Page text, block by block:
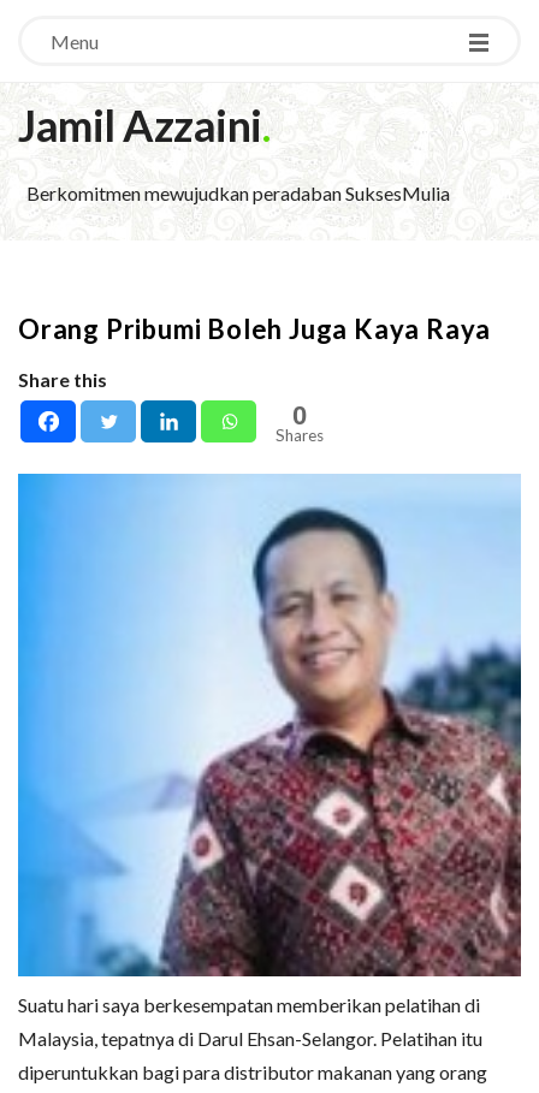
Menu
Jamil Azzaini.
Berkomitmen mewujudkan peradaban SuksesMulia
Orang Pribumi Boleh Juga Kaya Raya
Share this
0
Shares
Suatu hari saya berkesempatan memberikan pelatihan di
Malaysia, tepatnya di Darul Ehsan-Selangor. Pelatihan itu
diperuntukkan bagi para distributor makanan yang orang